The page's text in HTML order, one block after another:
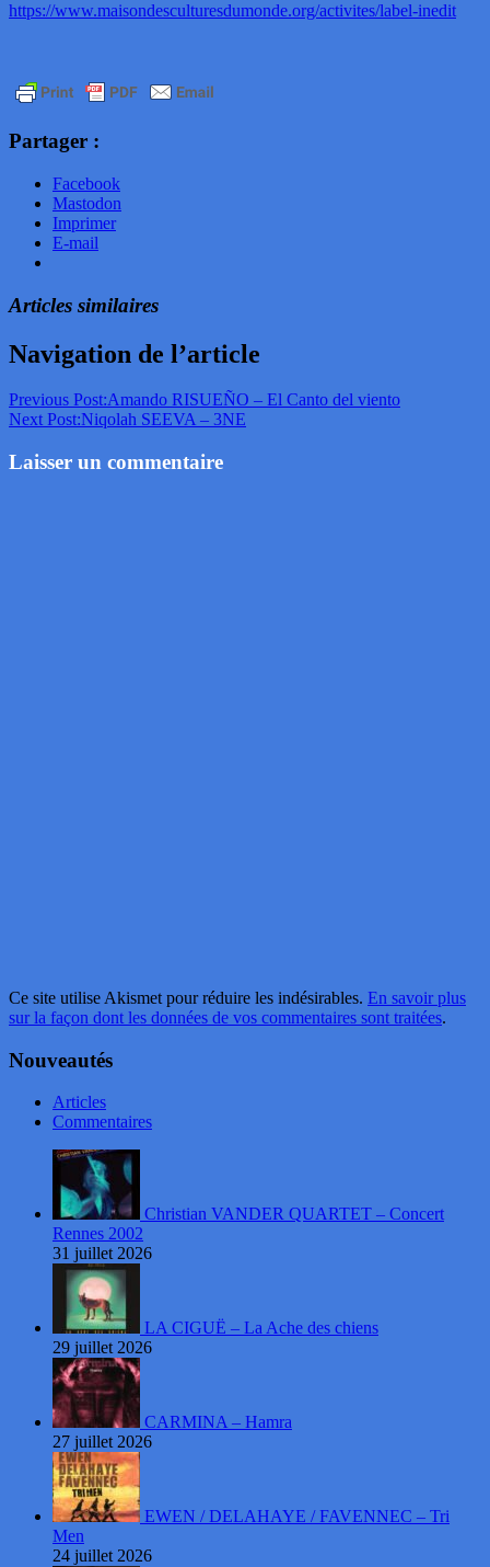
https://www.maisondesculturesdumonde.org/activites/label-inedit
Partager :
Facebook
Mastodon
Imprimer
E-mail
Articles similaires
Navigation de l’article
Previous Post:Amando RISUEÑO – El Canto del viento
Next Post:Niqolah SEEVA – 3NE
Laisser un commentaire
Ce site utilise Akismet pour réduire les indésirables. En savoir plus
sur la façon dont les données de vos commentaires sont traitées.
Nouveautés
Articles
Commentaires
Christian VANDER QUARTET – Concert
Rennes 2002
31 juillet 2026
LA CIGUË – La Ache des chiens
29 juillet 2026
CARMINA – Hamra
27 juillet 2026
EWEN / DELAHAYE / FAVENNEC – Tri
Men
24 juillet 2026